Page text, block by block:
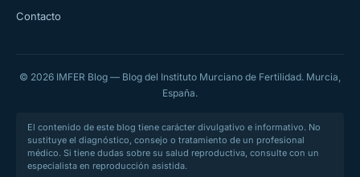
Contacto
© 2026 IMFER Blog — Blog del Instituto Murciano de Fertilidad. Murcia,
España.
El contenido de este blog tiene carácter divulgativo e informativo. No
sustituye el diagnóstico, consejo o tratamiento de un profesional
médico. Si tiene dudas sobre su salud reproductiva, consulte con un
especialista en reproducción asistida.